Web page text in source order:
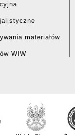
materiałów
WIW